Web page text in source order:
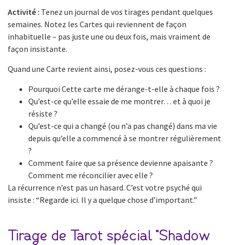
Activité : Tenez un journal de vos tirages pendant quelques
semaines. Notez les Cartes qui reviennent de façon
inhabituelle – pas juste une ou deux fois, mais vraiment de
façon insistante.
Quand une Carte revient ainsi, posez-vous ces questions :
Pourquoi Cette carte me dérange-t-elle à chaque fois ?
Qu’est-ce qu’elle essaie de me montrer… et à quoi je
résiste ?
Qu’est-ce qui a changé (ou n’a pas changé) dans ma vie
depuis qu’elle a commencé à se montrer régulièrement
?
Comment faire que sa présence devienne apaisante ?
Comment me réconcilier avec elle ?
La récurrence n’est pas un hasard. C’est votre psyché qui
insiste : “Regarde ici. Il y a quelque chose d’important.”
Tirage de Tarot spécial “Shadow